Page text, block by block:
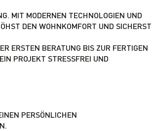
MIT MODERNEN TECHNOLOGIEN UND
DEN WOHNKOMFORT UND SICHERST
ERSTEN BERATUNG BIS ZUR FERTIGEN
PROJEKT STRESSFREI UND
PERSÖNLICHEN